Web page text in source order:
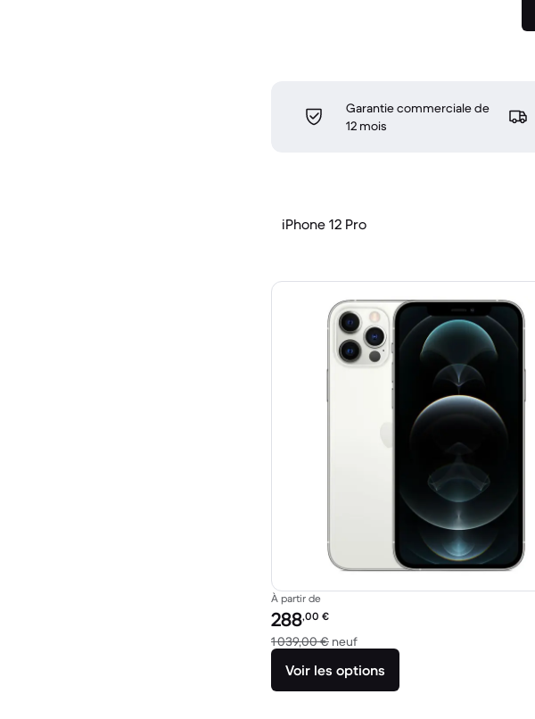
Garantie commerciale de
12 mois
iPhone 12 Pro
À partir de
Prix reconditionné :
288,00 €
1 039,00 € neufcontre 1 039,00 € neuf
Voir les options